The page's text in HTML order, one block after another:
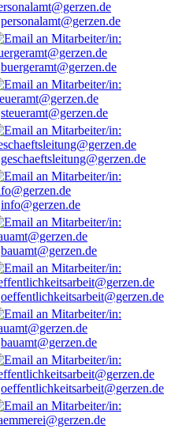
personalamt@gerzen.de
buergeramt@gerzen.de
steueramt@gerzen.de
geschaeftsleitung@gerzen.de
info@gerzen.de
bauamt@gerzen.de
oeffentlichkeitsarbeit@gerzen.de
bauamt@gerzen.de
oeffentlichkeitsarbeit@gerzen.de